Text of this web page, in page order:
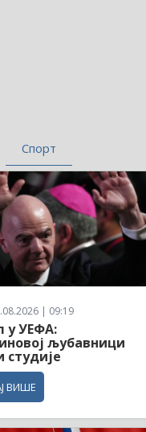
Спорт
| 09:19
у УЕФА:
љубавници
студије
ВИШЕ